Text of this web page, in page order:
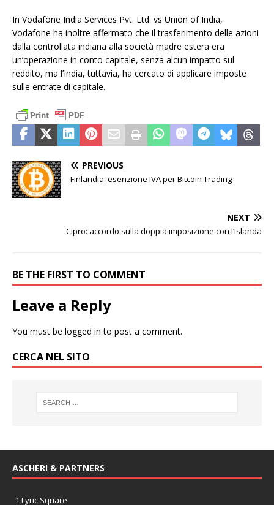
In Vodafone India Services Pvt. Ltd. vs Union of India,
Vodafone ha inoltre affermato che il trasferimento delle azioni
dalla controllata indiana alla società madre estera era
un’operazione in conto capitale, senza alcun impatto sul
reddito, ma l’India, tuttavia, ha cercato di applicare imposte
sulle entrate di capitale.
PREVIOUS
Finlandia: esenzione IVA per Bitcoin Trading
NEXT
Cipro: accordo sulla doppia imposizione con l’Islanda
BE THE FIRST TO COMMENT
Leave a Reply
You must be logged in to post a comment.
CERCA NEL SITO
ASCHERI & PARTNERS
1 Lyric Square